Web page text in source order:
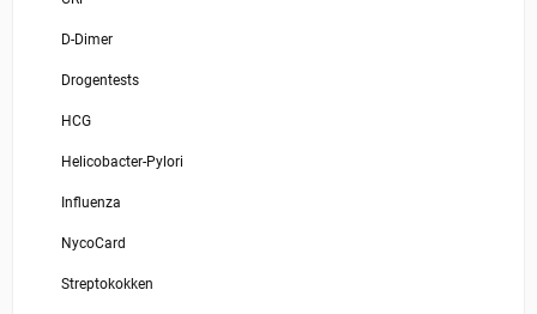
D-Dimer
Drogentests
HCG
Helicobacter-Pylori
Influenza
NycoCard
Streptokokken